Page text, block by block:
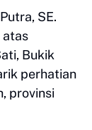
SE.
atas
Bukik
perhatian
provinsi